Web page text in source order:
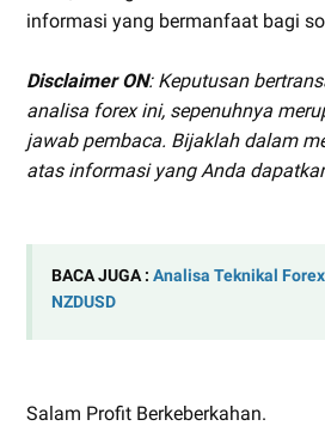
informasi yang bermanfaat bagi
Disclaimer ON: Keputusan
analisa forex ini, sepenuhnya
jawab pembaca. Bijaklah dalam
atas informasi yang Anda
BACA JUGA : Analisa Teknikal
NZDUSD
Salam Profit Berkeberkahan.